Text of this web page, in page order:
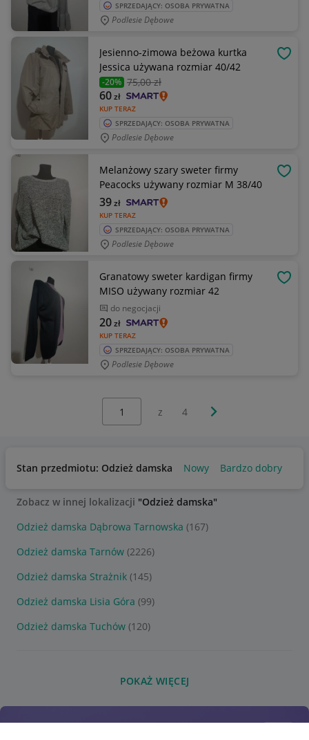
SPRZEDAJĄCY: OSOBA PRYWATNA
Podlesie Dębowe
Jesienno-zimowa beżowa kurtka
Jessica używana rozmiar 40/42
-20% 75,00 zł
KUP TERAZ
60zł
SPRZEDAJĄCY: OSOBA PRYWATNA
Podlesie Dębowe
Melanżowy szary sweter firmy
Peacocks używany rozmiar M 38/40
KUP TERAZ
39zł
SPRZEDAJĄCY: OSOBA PRYWATNA
Podlesie Dębowe
Granatowy sweter kardigan firmy
MISO używany rozmiar 42
do negocjacji
KUP TERAZ
20zł
SPRZEDAJĄCY: OSOBA PRYWATNA
Podlesie Dębowe
z 4 Następna strona
Stan przedmiotu: Odzież damska Nowy Bardzo dobry
Zobacz w innej lokalizacji "Odzież damska"
Odzież damska Dąbrowa Tarnowska (167)
Odzież damska Tarnów (2226)
Odzież damska Strażnik (145)
Odzież damska Lisia Góra (99)
Odzież damska Tuchów (120)
POKAŻ WIĘCEJ